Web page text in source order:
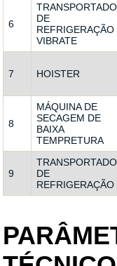
6
DE
REFRIGERAÇÃO
VIBRATE
7 HOISTER
8
MÁQUINA DE
SECAGEM DE
BAIXA
TEMPRETURA
9
DE
REFRIGERAÇÃO